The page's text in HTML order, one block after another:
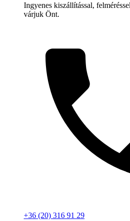
Ingyenes kiszállítással,
várjuk Önt.
+36 (20) 316 91 29